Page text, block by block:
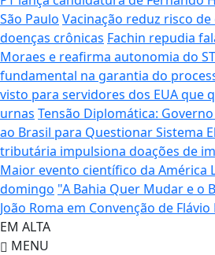
São Paulo Vacinação reduz risco
doenças crônicas Fachin repudia
Moraes e reafirma autonomia do
fundamental na garantia do
visto para servidores dos EUA que
urnas Tensão Diplomática:
ao Brasil para Questionar Sistema
tributária impulsiona doações de
Maior evento científico da América
domingo "A Bahia Quer Mudar e o
João Roma em Convenção de
EM ALTA
MENU